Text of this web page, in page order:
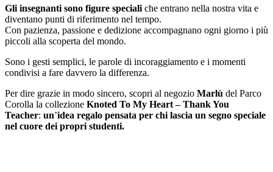
Gli insegnanti sono figure specialiche entrano nella nostra vita e
diventano punti di riferimento nel tempo.
Con pazienza, passione e dedizione accompagnano ogni giorno i più
piccoli alla scoperta del mondo.
Sono i gesti semplici, le parole di incoraggiamento e i momenti
condivisi a fare davvero la differenza.
Per dire grazie in modo sincero, scopri al negozio Marlù del Parco
Corolla la collezione Knoted To My Heart – Thank You
Teacher: un’idea regalo pensata per chi lascia un segno speciale
nel cuore dei propri studenti.